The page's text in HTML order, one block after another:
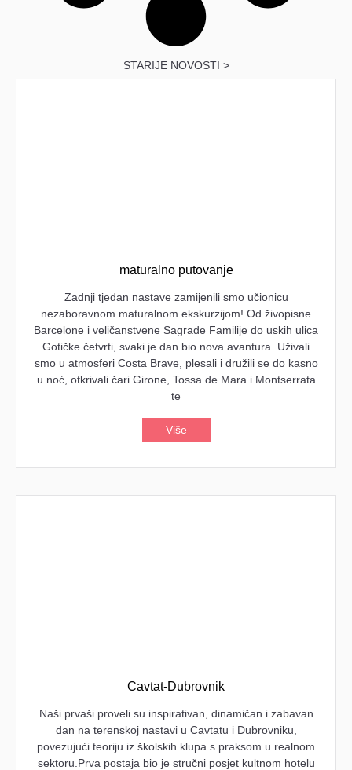
STARIJE NOVOSTI >
maturalno putovanje
Zadnji tjedan nastave zamijenili smo učionicu
nezaboravnom maturalnom ekskurzijom! Od živopisne
Barcelone i veličanstvene Sagrade Familije do uskih ulica
Gotičke četvrti, svaki je dan bio nova avantura. Uživali
smo u atmosferi Costa Brave, plesali i družili se do kasno
u noć, otkrivali čari Girone, Tossa de Mara i Montserrata
te
Više
Cavtat-Dubrovnik
Naši prvaši proveli su inspirativan, dinamičan i zabavan
dan na terenskoj nastavi u Cavtatu i Dubrovniku,
povezujući teoriju iz školskih klupa s praksom u realnom
sektoru.Prva postaja bio je stručni posjet kultnom hotelu